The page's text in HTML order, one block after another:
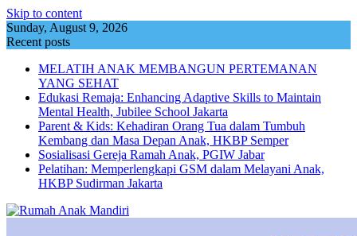
Skip to content
Sunday, August 9, 2026
Recent posts
MELATIH ANAK MEMBANGUN PERTEMANAN
YANG SEHAT
Edukasi Remaja: Enhancing Adaptive Skills to Maintain
Mental Health, Jubilee School Jakarta
Parent & Kids: Kehadiran Orang Tua dalam Tumbuh
Kembang dan Masa Depan Anak, HKBP Semper
Sosialisasi Gereja Ramah Anak, PGIW Jabar
Pelatihan: Memperlengkapi GSM dalam Melayani Anak,
HKBP Sudirman Jakarta